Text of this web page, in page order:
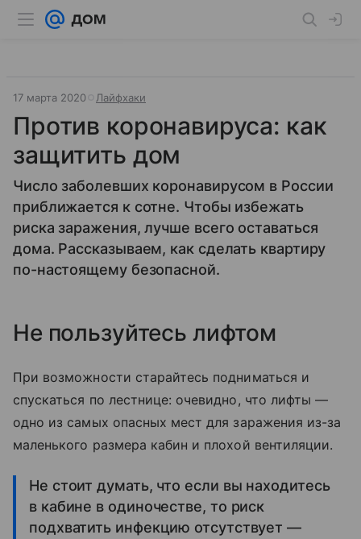
17 марта 2020 Лайфхаки
Против коронавируса: как
защитить дом
Число заболевших коронавирусом в России
приближается к сотне. Чтобы избежать
риска заражения, лучше всего оставаться
дома. Рассказываем, как сделать квартиру
по-настоящему безопасной.
Не пользуйтесь лифтом
При возможности старайтесь подниматься и
спускаться по лестнице: очевидно, что лифты —
одно из самых опасных мест для заражения из-за
маленького размера кабин и плохой вентиляции.
Не стоит думать, что если вы находитесь
в кабине в одиночестве, то риск
подхватить инфекцию отсутствует —